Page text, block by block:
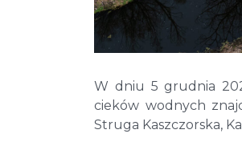
W dniu 5 grudnia
cieków wodnych
Struga Kaszczorska,